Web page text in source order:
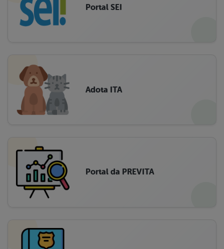
Portal SEI
Adota ITA
Portal da PREVITA